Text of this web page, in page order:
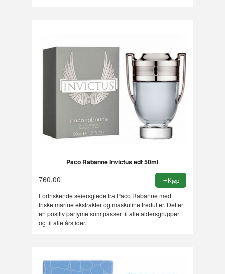
Paco Rabanne Invictus edt 50ml
760,00 Kjøp
Forfriskende seiersglede fra Paco Rabanne med
friske marine ekstrakter og maskuline tredufter. Det er
en positiv parfyme som passer til alle aldersgrupper
og til alle årstider.